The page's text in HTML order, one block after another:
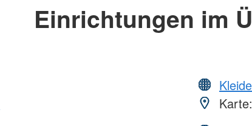
Einrichtungen im
Karte: